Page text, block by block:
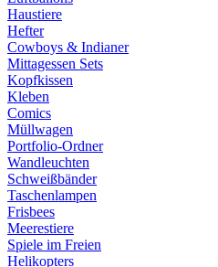
Haustiere
Hefter
Cowboys & Indianer
Mittagessen Sets
Kopfkissen
Kleben
Comics
Müllwagen
Portfolio-Ordner
Wandleuchten
Schweißbänder
Taschenlampen
Frisbees
Meerestiere
Spiele im Freien
Helikopters